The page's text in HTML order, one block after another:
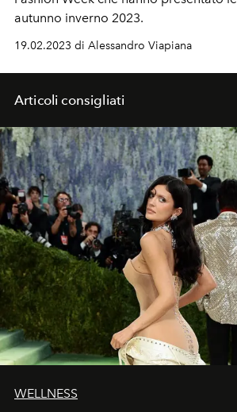
autunno inverno 2023.
19.02.2023 di Alessandro Viapiana
Articoli consigliati
WELLNESS